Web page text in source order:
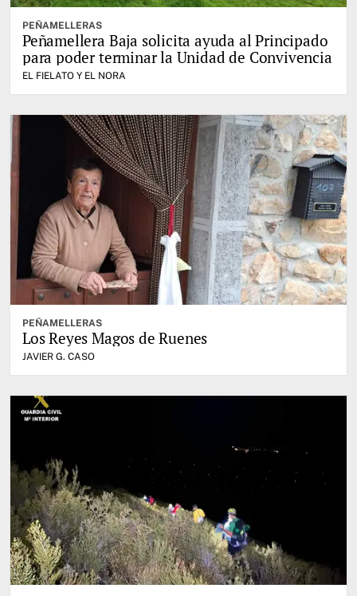
PEÑAMELLERAS
Peñamellera Baja solicita ayuda al Principado
para poder terminar la Unidad de Convivencia
EL FIELATO Y EL NORA
PEÑAMELLERAS
Los Reyes Magos de Ruenes
JAVIER G. CASO